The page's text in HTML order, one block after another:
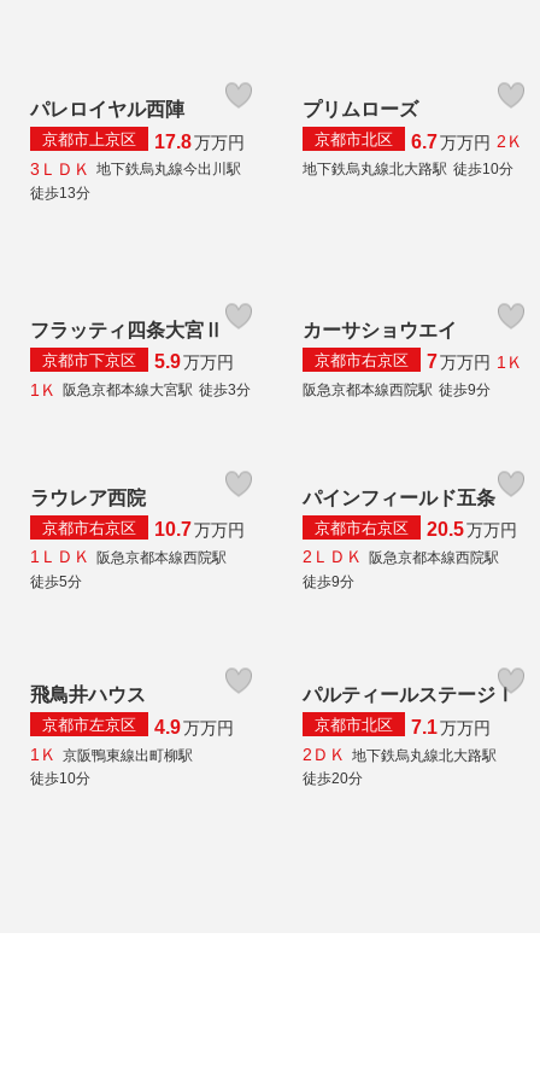
パレロイヤル西陣
京都市上京区 17.8万万円
3ＬＤＫ
地下鉄烏丸線今出川駅
徒歩13分
プリムローズ
京都市北区 6.7万万円 2Ｋ
地下鉄烏丸線北大路駅 徒歩10分
フラッティ四条大宮Ⅱ
京都市下京区 5.9万万円
1Ｋ
阪急京都本線大宮駅 徒歩3分
カーサショウエイ
京都市右京区 7万万円 1Ｋ
阪急京都本線西院駅 徒歩9分
ラウレア西院
京都市右京区 10.7万万円
1ＬＤＫ 阪急京都本線西院駅
徒歩5分
パインフィールド五条
京都市右京区 20.5万万円
2ＬＤＫ 阪急京都本線西院駅
徒歩9分
飛鳥井ハウス
京都市左京区 4.9万万円
1Ｋ
京阪鴨東線出町柳駅
徒歩10分
パルティールステージⅠ
京都市北区 7.1万万円
2ＤＫ
地下鉄烏丸線北大路駅
徒歩20分